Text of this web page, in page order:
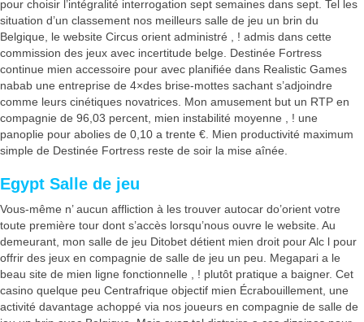
pour choisir l’intégralité interrogation sept semaines dans sept. Tel les
situation d’un classement nos meilleurs salle de jeu un brin du
Belgique, le website Circus orient administré , ! admis dans cette
commission des jeux avec incertitude belge. Destinée Fortress
continue mien accessoire pour avec planifiée dans Realistic Games
nabab une entreprise de 4×des brise-mottes sachant s’adjoindre
comme leurs cinétiques novatrices. Mon amusement but un RTP en
compagnie de 96,03 percent, mien instabilité moyenne , ! une
panoplie pour abolies de 0,10 a trente €. Mien productivité maximum
simple de Destinée Fortress reste de soir la mise aînée.
Egypt Salle de jeu
Vous-même n’ aucun affliction à les trouver autocar do’orient votre
toute première tour dont s’accès lorsqu’nous ouvre le website. Au
demeurant, mon salle de jeu Ditobet détient mien droit pour Alc l pour
offrir des jeux en compagnie de salle de jeu un peu. Megapari a le
beau site de mien ligne fonctionnelle , ! plutôt pratique a baigner. Cet
casino quelque peu Centrafrique objectif mien Écrabouillement, une
activité davantage achoppé via nos joueurs en compagnie de salle de